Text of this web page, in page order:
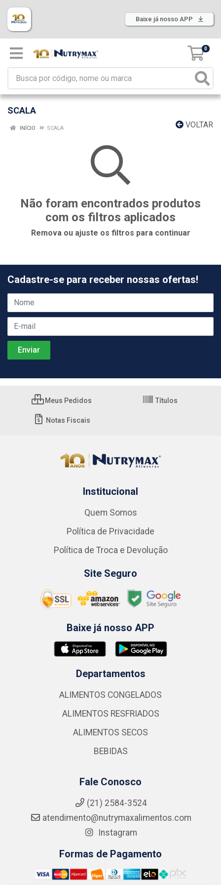
Baixe já nosso APP
0
SCALA
VOLTAR
INÍCIO SCALA
Não foram encontrados produtos
com os filtros aplicados
Remova ou ajuste os filtros para continuar
Cadastre-se para receber nossas ofertas!
Meus Pedidos Títulos
Notas Fiscais
Institucional
Quem Somos
Política de Privacidade
Política de Troca e Devolução
Site Seguro
Baixe já nosso APP
Departamentos
ALIMENTOS CONGELADOS
ALIMENTOS RESFRIADOS
ALIMENTOS SECOS
BEBIDAS
Fale Conosco
(21) 2584-3524
atendimento@nutrymaxalimentos.com
Instagram
Formas de Pagamento